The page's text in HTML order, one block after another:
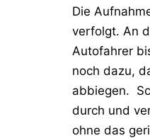
Die
verfolgt. An
Autofahrer
noch dazu,
abbiegen.
durch und
ohne das